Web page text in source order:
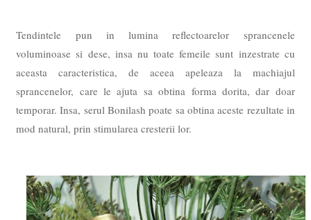
Tendintele pun in lumina reflectoarelor sprancenele
voluminoase si dese, insa nu toate femeile sunt inzestrate cu
aceasta caracteristica, de aceea apeleaza la machiajul
sprancenelor, care le ajuta sa obtina forma dorita, dar doar
temporar. Insa, serul Bonilash poate sa obtina aceste rezultate in
mod natural, prin stimularea cresterii lor.